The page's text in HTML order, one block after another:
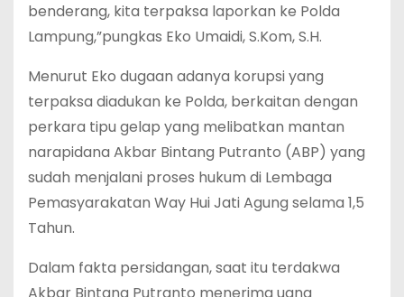
benderang, kita terpaksa laporkan ke Polda
Lampung,”pungkas Eko Umaidi, S.Kom, S.H.
Menurut Eko dugaan adanya korupsi yang
terpaksa diadukan ke Polda, berkaitan dengan
perkara tipu gelap yang melibatkan mantan
narapidana Akbar Bintang Putranto (ABP) yang
sudah menjalani proses hukum di Lembaga
Pemasyarakatan Way Hui Jati Agung selama 1,5
Tahun.
Dalam fakta persidangan, saat itu terdakwa